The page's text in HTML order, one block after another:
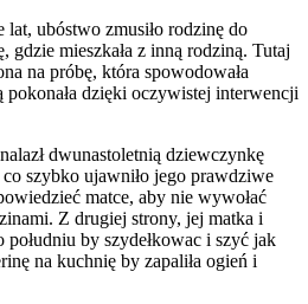
lat, ubóstwo zmusiło rodzinę do
gdzie mieszkała z inną rodziną. Tutaj
na próbę, która spowodowała
pokonała dzięki oczywistej interwencji
dwunastoletnią dziewczynkę
szybko ujawniło jego prawdziwe
matce, aby nie wywołać
Z drugiej strony, jej matka i
by szydełkowac i szyć jak
na kuchnię by zapaliła ogień i